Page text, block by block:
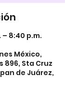
– 8:40 p.m.
México,
896, Sta Cruz
de Juárez,